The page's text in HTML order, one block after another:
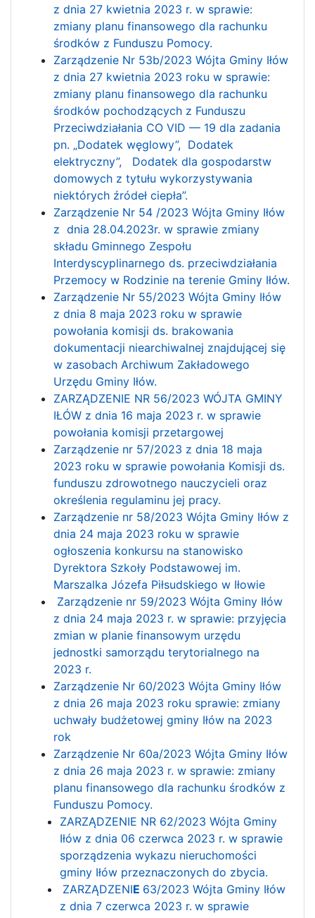
z dnia 27 kwietnia 2023 r. w sprawie:
zmiany planu finansowego dla rachunku
środków z Funduszu Pomocy.
Zarządzenie Nr 53b/2023 Wójta Gminy Iłów
z dnia 27 kwietnia 2023 roku w sprawie:
zmiany planu finansowego dla rachunku
środków pochodzących z Funduszu
Przeciwdziałania CO VID — 19 dla zadania
pn. „Dodatek węglowy”, Dodatek
elektryczny”, Dodatek dla gospodarstw
domowych z tytułu wykorzystywania
niektórych źródeł ciepła”.
Zarządzenie Nr 54 /2023 Wójta Gminy Iłów
z dnia 28.04.2023r. w sprawie zmiany
składu Gminnego Zespołu
Interdyscyplinarnego ds. przeciwdziałania
Przemocy w Rodzinie na terenie Gminy Iłów.
Zarządzenie Nr 55/2023 Wójta Gminy Iłów
z dnia 8 maja 2023 roku w sprawie
powołania komisji ds. brakowania
dokumentacji niearchiwalnej znajdującej się
w zasobach Archiwum Zakładowego
Urzędu Gminy Iłów.
ZARZĄDZENIE NR 56/2023 WÓJTA GMINY
IŁÓW z dnia 16 maja 2023 r. w sprawie
powołania komisji przetargowej
Zarządzenie nr 57/2023 z dnia 18 maja
2023 roku w sprawie powołania Komisji ds.
funduszu zdrowotnego nauczycieli oraz
określenia regulaminu jej pracy.
Zarządzenie nr 58/2023 Wójta Gminy Iłów z
dnia 24 maja 2023 roku w sprawie
ogłoszenia konkursu na stanowisko
Dyrektora Szkoły Podstawowej im.
Marszalka Józefa Piłsudskiego w Iłowie
Zarządzenie nr 59/2023 Wójta Gminy Iłów
z dnia 24 maja 2023 r. w sprawie: przyjęcia
zmian w planie finansowym urzędu
jednostki samorządu terytorialnego na
2023 r.
Zarządzenie Nr 60/2023 Wójta Gminy Iłów
z dnia 26 maja 2023 roku sprawie: zmiany
uchwały budżetowej gminy Iłów na 2023
rok
Zarządzenie Nr 60a/2023 Wójta Gminy Iłów
z dnia 26 maja 2023 r. w sprawie: zmiany
planu finansowego dla rachunku środków z
Funduszu Pomocy.
ZARZĄDZENIE NR 62/2023 Wójta Gminy
Iłów z dnia 06 czerwca 2023 r. w sprawie
sporządzenia wykazu nieruchomości
gminy Iłów przeznaczonych do zbycia.
ZARZĄDZENIE 63/2023 Wójta Gminy Iłów
z dnia 7 czerwca 2023 r. w sprawie